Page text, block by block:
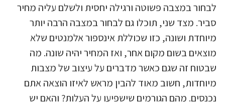
לבחור במצבה פשוטה ורגילה יחסית ולשלם עליה מחיר
סביר. מצד שני, תוכלו גם לבחור במצבה הרבה יותר
מיוחדת ושונה, כזו שכוללת אינספור אלמנטים שלא
מוצאים בשום מקום אחר, ואז המחיר יהיה שונה. מה
שבטוח זה שגם כאשר מדברים על עיצוב של מצבות
מיוחדות, חשוב מאוד להבין מראש לאיזו הוצאה אתם
נכנסים. מהם הגורמים שישפיעו על העלות? והאם יש